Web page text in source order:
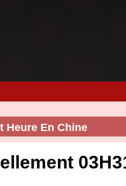
Heure En Chine